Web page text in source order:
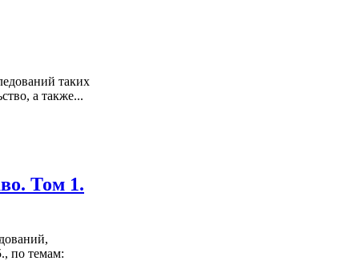
таких
а также...
Том 1.
по темам: